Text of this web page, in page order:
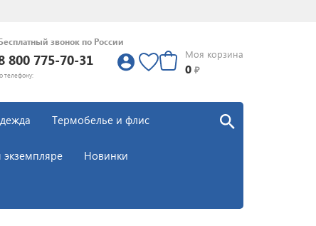
звонок по России
800 775-70-31
телефону:
Моя корзина
0 ₽
Термобелье и флис
Новинки